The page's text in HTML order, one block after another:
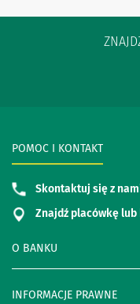
O BANKU
INFORMACJE PRAWNE
POMOC I KONTAKT
Skontaktuj się z
Znajdź placówkę